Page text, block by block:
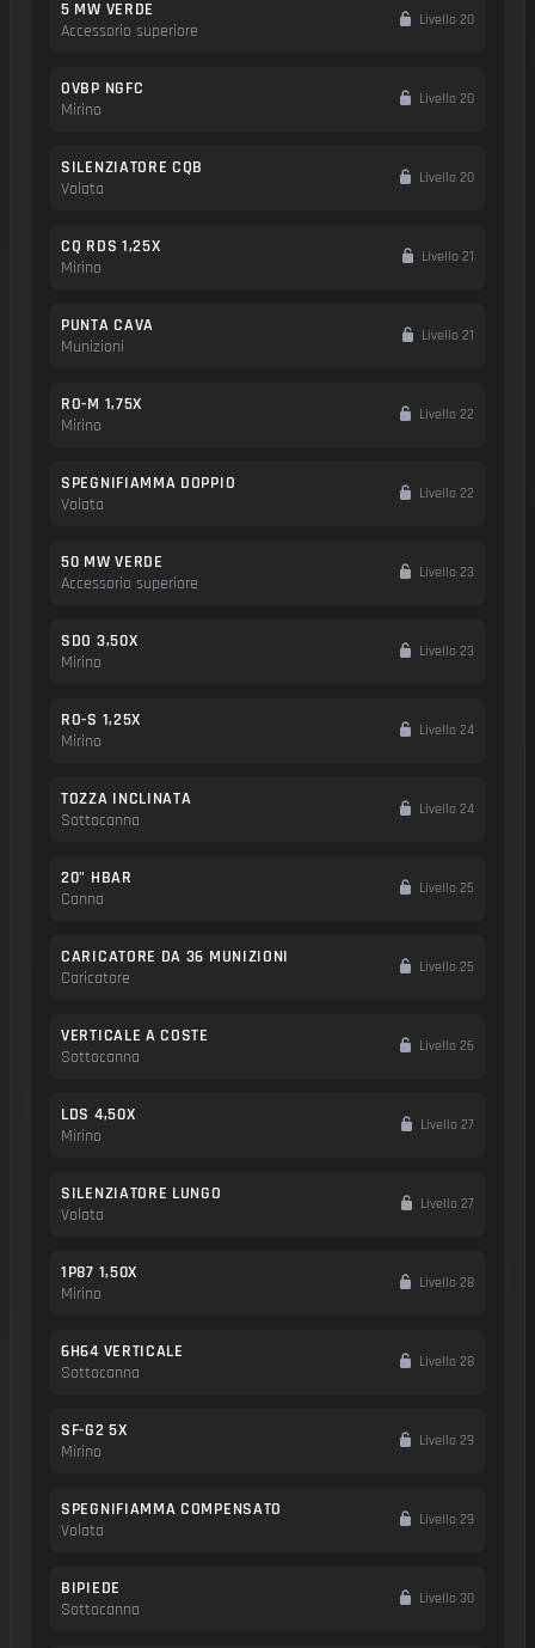
5 MW VERDE
Accessorio superiore
Livello 20
OVBP NGFC
Mirino
Livello 20
SILENZIATORE CQB
Volata
Livello 20
CQ RDS 1,25X
Mirino
Livello 21
PUNTA CAVA
Munizioni
Livello 21
RO-M 1,75X
Mirino
Livello 22
SPEGNIFIAMMA DOPPIO
Volata
Livello 22
50 MW VERDE
Accessorio superiore
Livello 23
SDO 3,50X
Mirino
Livello 23
RO-S 1,25X
Mirino
Livello 24
TOZZA INCLINATA
Sottocanna
Livello 24
20" HBAR
Canna
Livello 25
CARICATORE DA 36 MUNIZIONI
Caricatore
Livello 25
VERTICALE A COSTE
Sottocanna
Livello 26
LDS 4,50X
Mirino
Livello 27
SILENZIATORE LUNGO
Volata
Livello 27
1P87 1,50X
Mirino
Livello 28
6H64 VERTICALE
Sottocanna
Livello 28
SF-G2 5X
Mirino
Livello 29
SPEGNIFIAMMA COMPENSATO
Volata
Livello 29
BIPIEDE
Sottocanna
Livello 30